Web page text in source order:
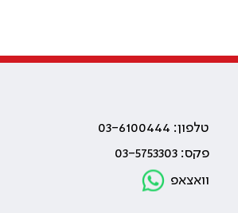
טלפון: 03-6100444
פקס: 03-5753303
וואצאפ